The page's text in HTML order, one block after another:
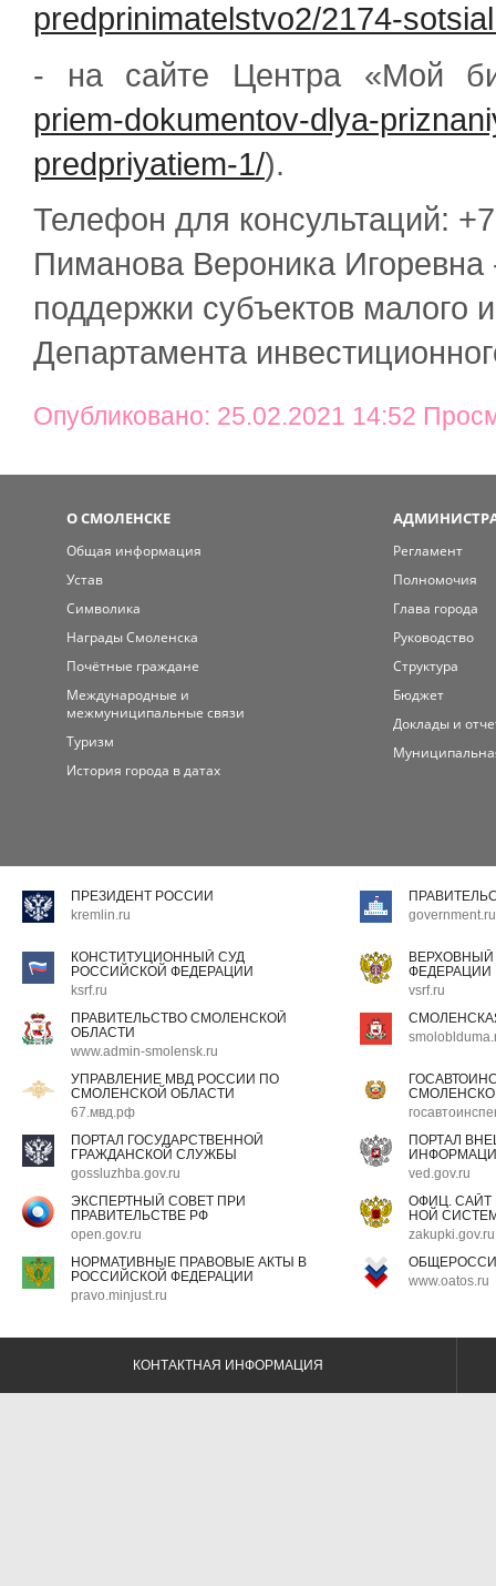
predprinimatelstvo2/2174-
- на сайте Центра «Мой
priem-dokumentov-dlya-
predpriyatiem-1/).
Телефон для консультаций:
Пиманова Вероника Игоревна
поддержки субъектов малого
Департамента
Опубликовано: 25.02.2021 14:52
О СМОЛЕНСКЕ
Общая информация
Устав
Символика
Награды Смоленска
Почётные граждане
Международные и
межмуниципальные связи
Туризм
История города в датах
Регламент
Полномочия
Глава города
Руководство
Структура
Бюджет
Доклады и
ПРЕЗИДЕНТ РОССИИ
kremlin.ru
government.ru
КОНСТИТУЦИОННЫЙ СУД
РОССИЙСКОЙ ФЕДЕРАЦИИ
ksrf.ru
ФЕДЕРАЦИИ
vsrf.ru
ПРАВИТЕЛЬСТВО СМОЛЕНСКОЙ
ОБЛАСТИ
www.admin-smolensk.ru
УПРАВЛЕНИЕ МВД РОССИИ ПО
СМОЛЕНСКОЙ ОБЛАСТИ
67.мвд.рф
ПОРТАЛ ГОСУДАРСТВЕННОЙ
ГРАЖДАНСКОЙ СЛУЖБЫ
gossluzhba.gov.ru
ПОРТАЛ
ved.gov.ru
ЭКСПЕРТНЫЙ СОВЕТ ПРИ
ПРАВИТЕЛЬСТВЕ РФ
open.gov.ru
ОФИЦ.
НОЙ
zakupki.gov.ru
НОРМАТИВНЫЕ ПРАВОВЫЕ АКТЫ В
РОССИЙСКОЙ ФЕДЕРАЦИИ
pravo.minjust.ru
www.oatos.ru
КОНТАКТНАЯ ИНФОРМАЦИЯ